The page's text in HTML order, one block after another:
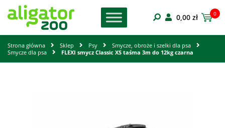
0,00 zł 0
Strona główna Sklep Psy
Smycze, obroże i szelki dla psa
Smycze dla psa
FLEXI smycz Classic XS taśma 3m do 12kg czarna